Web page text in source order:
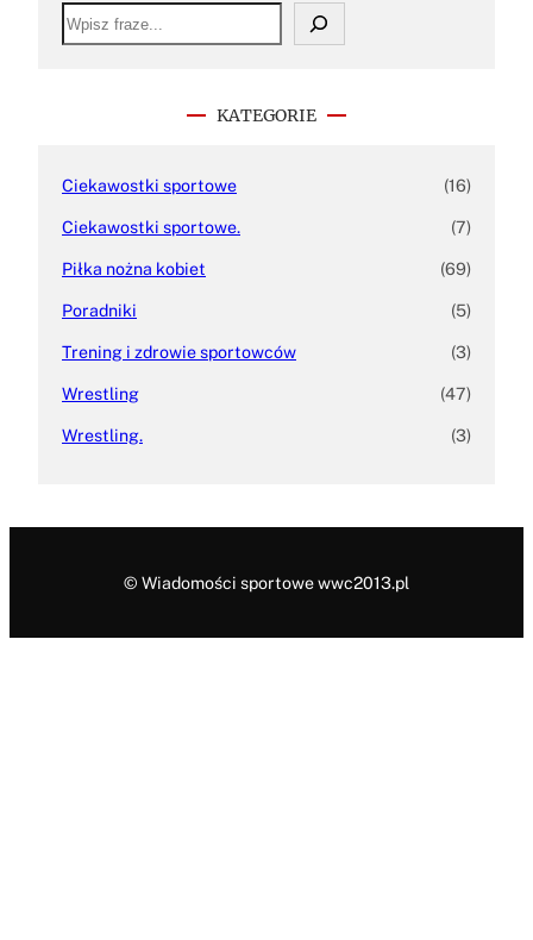
S
e
a
KATEGORIE
Ciekawostki sportowe (16)
Ciekawostki sportowe. (7)
Piłka nożna kobiet (69)
Poradniki (5)
Trening i zdrowie sportowców (3)
Wrestling (47)
Wrestling. (3)
© Wiadomości sportowe wwc2013.pl